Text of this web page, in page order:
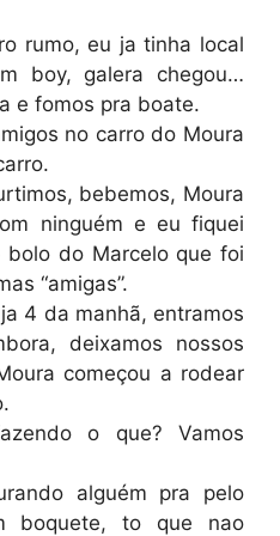
rumo, eu ja tinha local
boy, galera chegou…
e fomos pra boate.
no carro do Moura
bebemos, Moura
ninguém e eu fiquei
do Marcelo que foi
“amigas”.
4 da manhã, entramos
deixamos nossos
começou a rodear
o que? Vamos
alguém pra pelo
boquete, to que nao